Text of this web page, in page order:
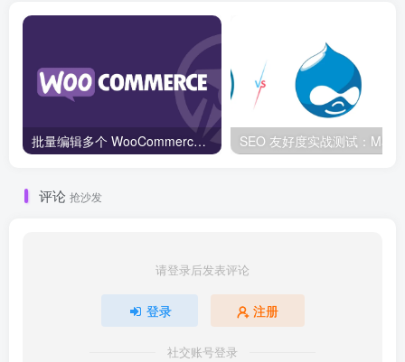
批量编辑多个 WooCommerce 产品变体价格的 2 个方法？
评论 抢沙发
请登录后发表评论
登录 注册
社交账号登录